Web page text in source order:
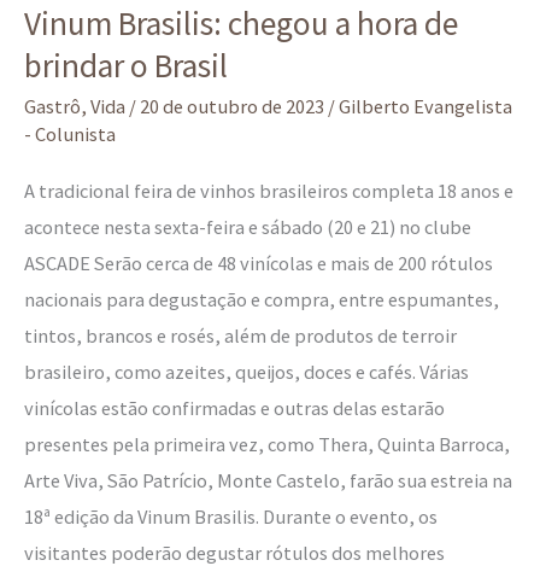
Vinum Brasilis: chegou a hora de
brindar o Brasil
Gastrô, Vida / 20 de outubro de 2023 /Gilberto Evangelista
- Colunista
A tradicional feira de vinhos brasileiros completa 18 anos e
acontece nesta sexta-feira e sábado (20 e 21) no clube
ASCADE Serão cerca de 48 vinícolas e mais de 200 rótulos
nacionais para degustação e compra, entre espumantes,
tintos, brancos e rosés, além de produtos de terroir
brasileiro, como azeites, queijos, doces e cafés. Várias
vinícolas estão confirmadas e outras delas estarão
presentes pela primeira vez, como Thera, Quinta Barroca,
Arte Viva, São Patrício, Monte Castelo, farão sua estreia na
18ª edição da Vinum Brasilis. Durante o evento, os
visitantes poderão degustar rótulos dos melhores
Brasilis:
chegou
a
hora